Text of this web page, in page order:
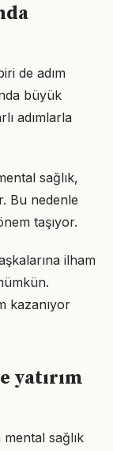
de adım
büyük
adımlarla
sağlık,
Bu nedenle
taşıyor.
ilham
kazanıyor
yatırım
sağlık